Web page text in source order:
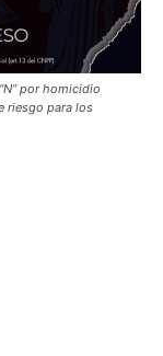
por homicidio
riesgo para los